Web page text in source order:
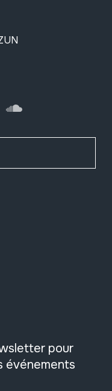
Flickr SoundCloud
pour
événements